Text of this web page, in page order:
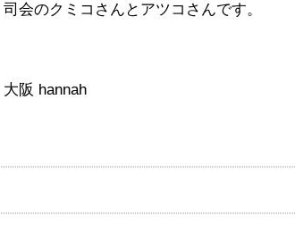
司会のクミコさんとアツコさんです。
大阪 hannah